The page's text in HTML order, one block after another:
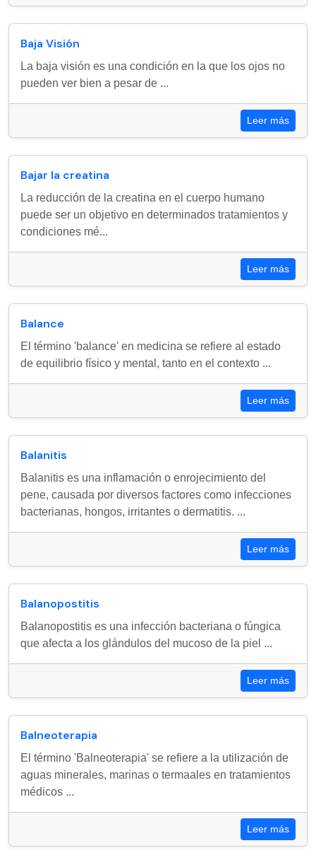
Baja Visión
La baja visión es una condición en la que los ojos no
pueden ver bien a pesar de ...
Leer más
Bajar la creatina
La reducción de la creatina en el cuerpo humano
puede ser un objetivo en determinados tratamientos y
condiciones mé...
Leer más
Balance
El término 'balance' en medicina se refiere al estado
de equilibrio físico y mental, tanto en el contexto ...
Leer más
Balanitis
Balanitis es una inflamación o enrojecimiento del
pene, causada por diversos factores como infecciones
bacterianas, hongos, irritantes o dermatitis. ...
Leer más
Balanopostitis
Balanopostitis es una infección bacteriana o fúngica
que afecta a los glándulos del mucoso de la piel ...
Leer más
Balneoterapia
El término 'Balneoterapia' se refiere a la utilización de
aguas minerales, marinas o termaales en tratamientos
médicos ...
Leer más